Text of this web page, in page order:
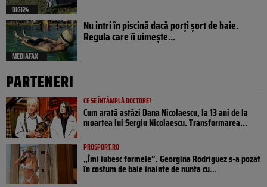
DIGI24
MEDIAFAX
Nu intri în piscină dacă porți șort de baie.
Regula care îi uimește...
PARTENERI
CE SE ÎNTÂMPLĂ DOCTORE?
Cum arată astăzi Dana Nicolaescu, la 13 ani de la
moartea lui Sergiu Nicolaescu. Transformarea...
PROSPORT.RO
„Îmi iubesc formele”. Georgina Rodriguez s-a pozat
în costum de baie înainte de nunta cu...